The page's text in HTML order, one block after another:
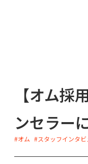
【オム
ンセラー
#オム #スタッフインタビ